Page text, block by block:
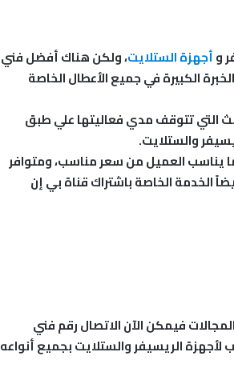
وأجهزة الستلايت، ولكن هناك أفضل فني
الكبيرة في جميع الأعطال الخاصة
التي تتوقف مدي فعاليتها علي طبق
والستلايت.
يناسب العميل من سعر مناسب، ومتوافر
الخدمة الخاصة باشتراك قناة بي إن
فيمكن الآن الاتصال رقم فني
لأجهزة الريسيفر والستلايت بجميع أنواعه